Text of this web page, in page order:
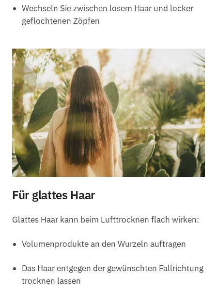
Wechseln Sie zwischen losem Haar und locker
geflochtenen Zöpfen
Für glattes Haar
Glattes Haar kann beim Lufttrocknen flach wirken:
Volumenprodukte an den Wurzeln auftragen
Das Haar entgegen der gewünschten Fallrichtung
trocknen lassen